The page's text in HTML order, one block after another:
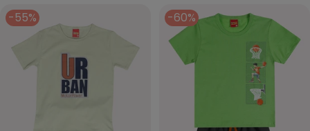
-55%
-60%